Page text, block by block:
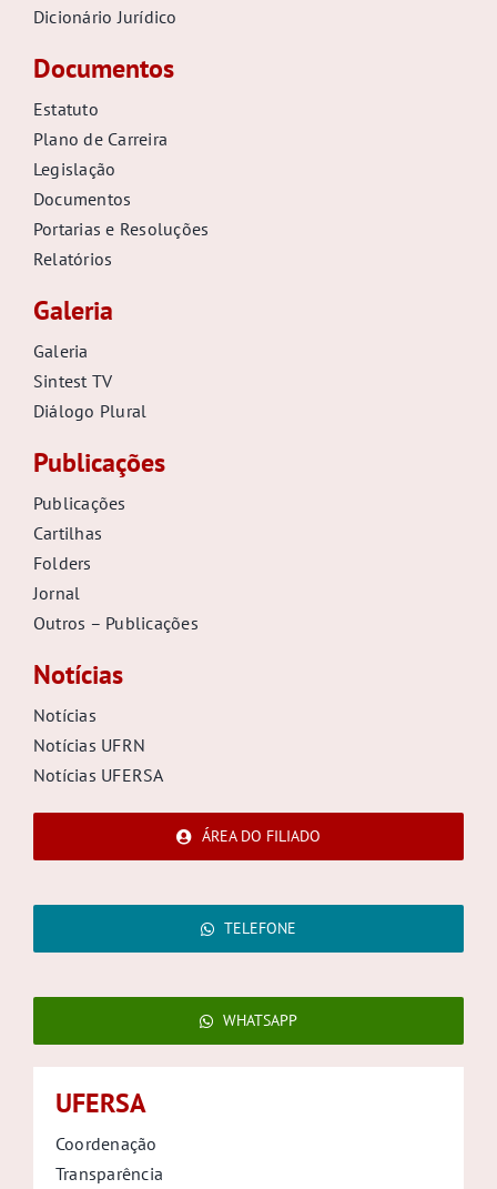
Dicionário Jurídico
Documentos
Estatuto
Plano de Carreira
Legislação
Documentos
Portarias e Resoluções
Relatórios
Galeria
Galeria
Sintest TV
Diálogo Plural
Publicações
Publicações
Cartilhas
Folders
Jornal
Outros – Publicações
Notícias
Notícias
Notícias UFRN
Notícias UFERSA
ÁREA DO FILIADO
TELEFONE
WHATSAPP
UFERSA
Coordenação
Transparência